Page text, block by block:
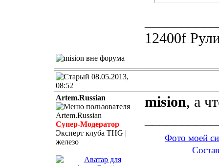
12400f
08.05.2013,
08:52
Artem.Russian
Супер-Модератор
Эксперт клуба THG |
железо
mision, а
Фото моей